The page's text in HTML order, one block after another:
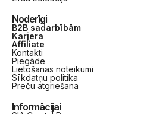
Noderīgi
B2B sadarbībām
Karjera
Affiliate
Kontakti
Piegāde
Lietošanas noteikumi
Sīkdatņu politika
Preču atgriešana
Informācijai